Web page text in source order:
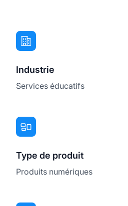
Industrie
Services éducatifs
Type de produit
Produits numériques